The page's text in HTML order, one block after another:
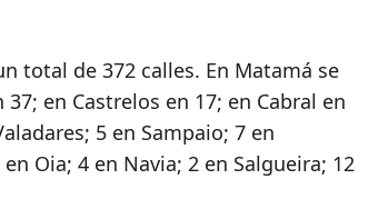
total de 372 calles. En Matamá se
en Castrelos en 17; en Cabral en
5 en Sampaio; 7 en
Oia; 4 en Navia; 2 en Salgueira; 12